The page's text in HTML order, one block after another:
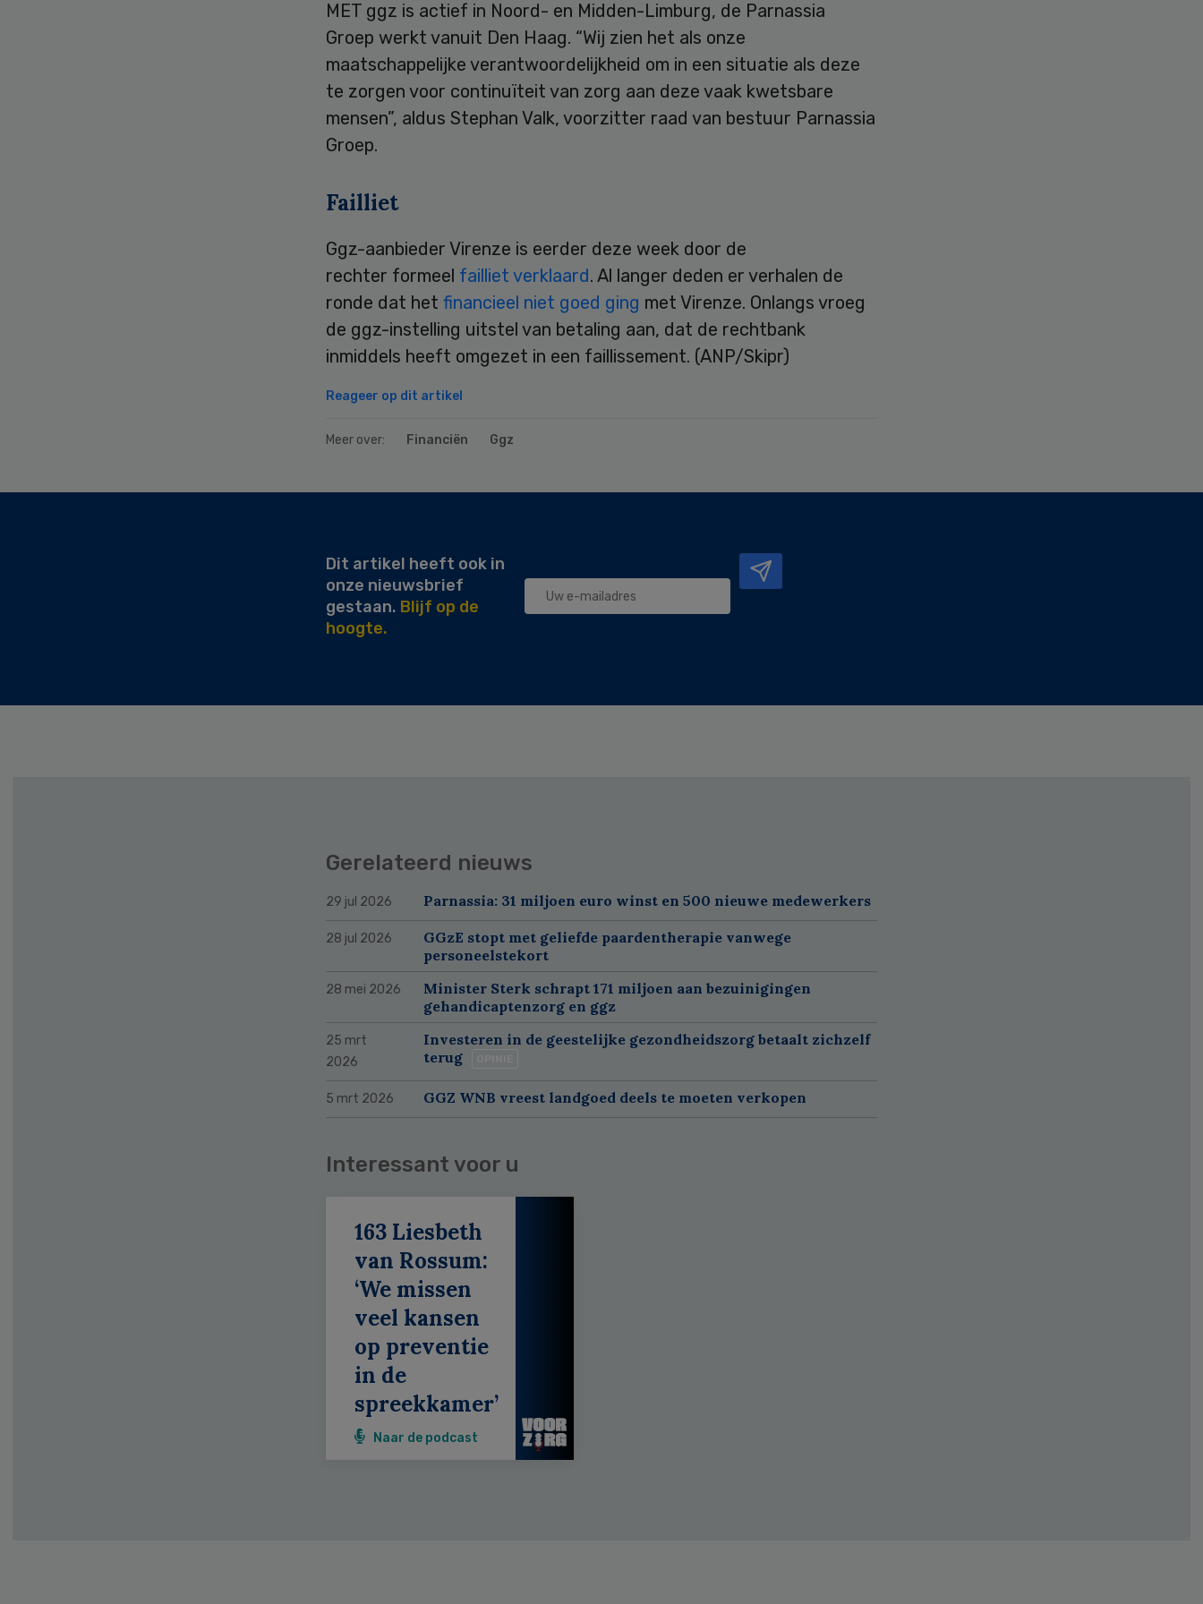
MET ggz is actief in Noord- en Midden-Limburg, de Parnassia
Groep werkt vanuit Den Haag. “Wij zien het als onze
maatschappelijke verantwoordelijkheid om in een situatie als deze
te zorgen voor continuïteit van zorg aan deze vaak kwetsbare
mensen”, aldus Stephan Valk, voorzitter raad van bestuur Parnassia
Groep.
Failliet
Ggz-aanbieder Virenze is eerder deze week door de
rechter formeel failliet verklaard. Al langer deden er verhalen de
ronde dat het financieel niet goed ging met Virenze. Onlangs vroeg
de ggz-instelling uitstel van betaling aan, dat de rechtbank
inmiddels heeft omgezet in een faillissement. (ANP/Skipr)
Reageer op dit artikel
Meer over: Financiën Ggz
Dit artikel heeft ook in
onze nieuwsbrief
gestaan. Blijf op de
hoogte.
Gerelateerd nieuws
29 jul 2026 Parnassia: 31 miljoen euro winst en 500 nieuwe medewerkers
28 jul 2026
GGzE stopt met geliefde paardentherapie vanwege
personeelstekort
28 mei 2026
Minister Sterk schrapt 171 miljoen aan bezuinigingen
gehandicaptenzorg en ggz
25 mrt
2026
Investeren in de geestelijke gezondheidszorg betaalt zichzelf
terug
5 mrt 2026 GGZ WNB vreest landgoed deels te moeten verkopen
Interessant voor u
163 Liesbeth
van Rossum:
‘We missen
veel kansen
op preventie
in de
spreekkamer’
Naar de podcast